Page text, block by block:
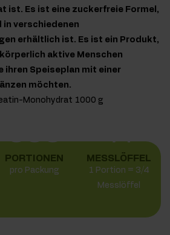
ist. Es ist eine zuckerfreie Formel,
in verschiedenen
erhältlich ist. Es ist ein Produkt,
aktive Menschen
ihren Speiseplan mit einer
möchten.
333
PORTIONEN
pro Packung
¾
MESSLÖFFEL
1 Portion = 3/4
Messlöffel